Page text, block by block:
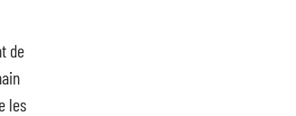
de
les